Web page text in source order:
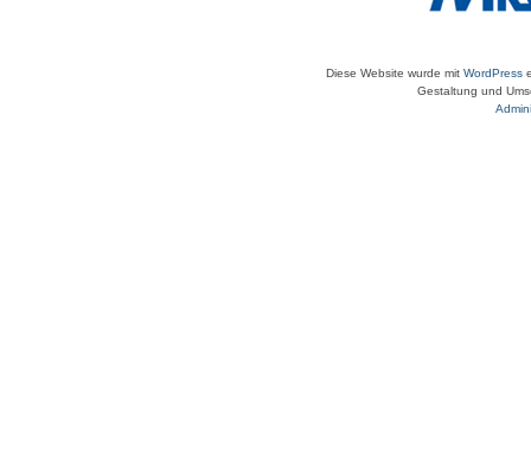
Diese Website wurde mit WordPress
Gestaltung und